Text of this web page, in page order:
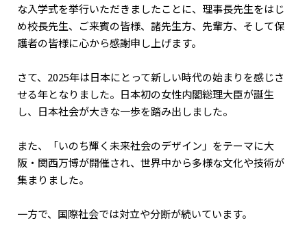
な入学式を挙行いただきましたことに、理事長先生をはじ
め校長先生、ご来賓の皆様、諸先生方、先輩方、そして保
護者の皆様に心から感謝申し上げます。
さて、2025年は日本にとって新しい時代の始まりを感じさ
せる年となりました。日本初の女性内閣総理大臣が誕生
し、日本社会が大きな一歩を踏み出しました。
また、「いのち輝く未来社会のデザイン」をテーマに大
阪・関西万博が開催され、世界中から多様な文化や技術が
集まりました。
一方で、国際社会では対立や分断が続いています。